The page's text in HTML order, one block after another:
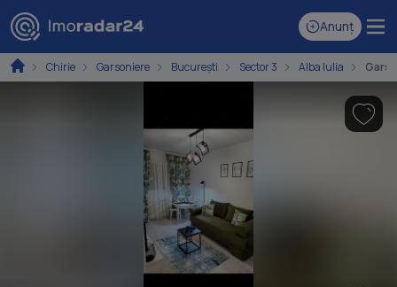
Anunț
Chirie Garsoniere București Sector 3 Alba Iulia